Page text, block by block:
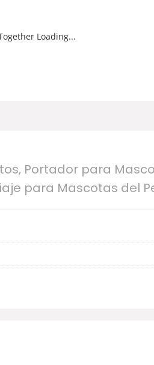
Loading...
Portador para
para Mascotas del